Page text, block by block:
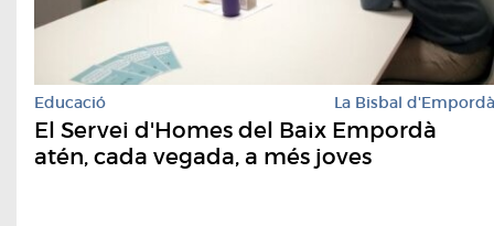
Educació La Bisbal d'Empordà
El Servei d'Homes del Baix Empordà
atén, cada vegada, a més joves